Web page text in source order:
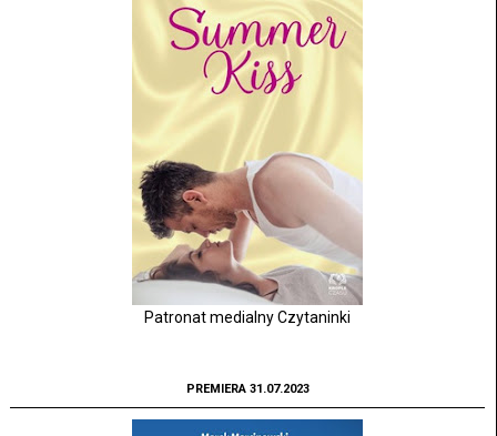
Patronat medialny Czytaninki
PREMIERA 31.07.2023